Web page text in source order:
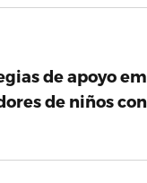
de apoyo
de niños